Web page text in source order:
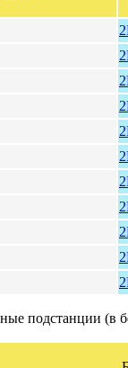
подстанции (в